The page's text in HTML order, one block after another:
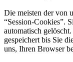
Die meisten der von
“Session-Cookies”.
automatisch
gespeichert bis Sie
uns, Ihren Browser